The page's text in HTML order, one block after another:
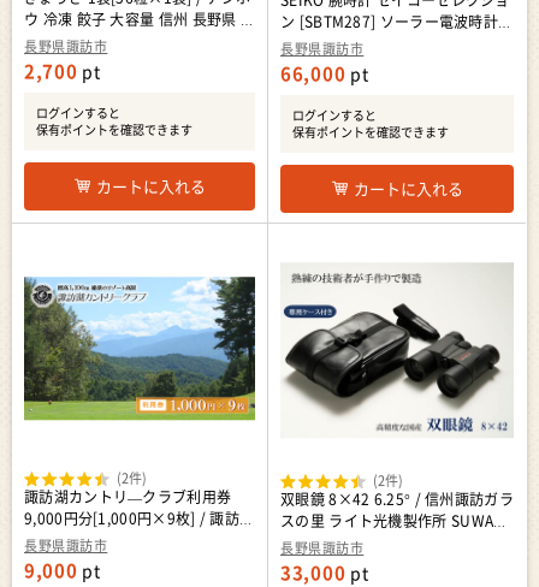
長野県諏訪市
ウ 冷凍 餃子 大容量 信州 長野県 諏
訪市 諏訪 [21-03]
2,700 pt
ログインすると
保有ポイントを確認できます
カートに入れる
長野県諏訪市
ン [SBTM287] ソーラー電波時計
ワールドタイム / ヤマザキ セイコ
ーウオッチ 時計 諏訪市 [61-65]
66,000 pt
ログインすると
保有ポイントを確認できます
カートに入れる
長野県諏訪市
諏訪湖カントリ―クラブ利用券
9,000円分[1,000円×9枚] / 諏訪湖
カントリ―クラブ ゴルフ場 利用券
信州 長野県 諏訪市 諏訪 [79-02]
(2件)
9,000 pt
長野県諏訪市
双眼鏡 8×42 6.25° / 信州諏訪ガラ
スの里 ライト光機製作所 SUWAプ
レミアム 信州 長野県 諏訪市 諏訪
[11-08]
(2件)
33,000 pt